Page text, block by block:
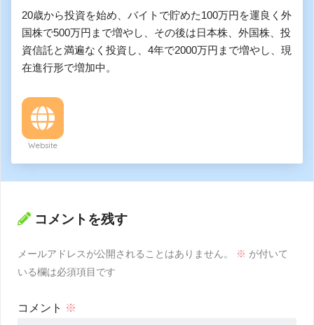
20歳から投資を始め、バイトで貯めた100万円を運良く外
国株で500万円まで増やし、その後は日本株、外国株、投
資信託と満遍なく投資し、4年で2000万円まで増やし、現
在進行形で増加中。
Website
コメントを残す
メールアドレスが公開されることはありません。 ※ が付いて
いる欄は必須項目です
コメント ※